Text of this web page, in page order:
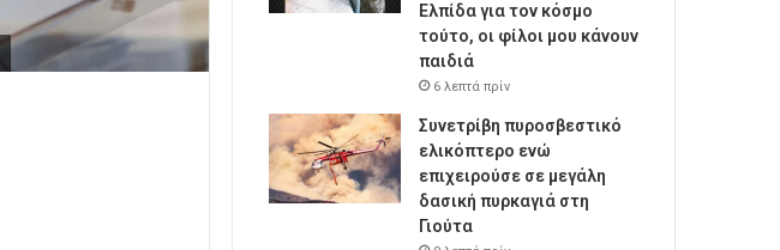
Ελπίδα για τον κόσμο
τούτο, οι φίλοι μου κάνουν
παιδιά
6 λεπτά πρίν
Συνετρίβη πυροσβεστικό
ελικόπτερο ενώ
επιχειρούσε σε μεγάλη
δασική πυρκαγιά στη
Γιούτα